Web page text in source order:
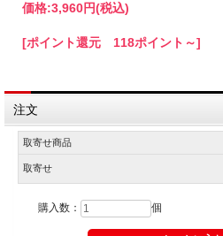
価格:3,960円(税込)
[ポイント還元 118ポイント～]
注文
取寄せ商品
取寄せ
購入数： 個